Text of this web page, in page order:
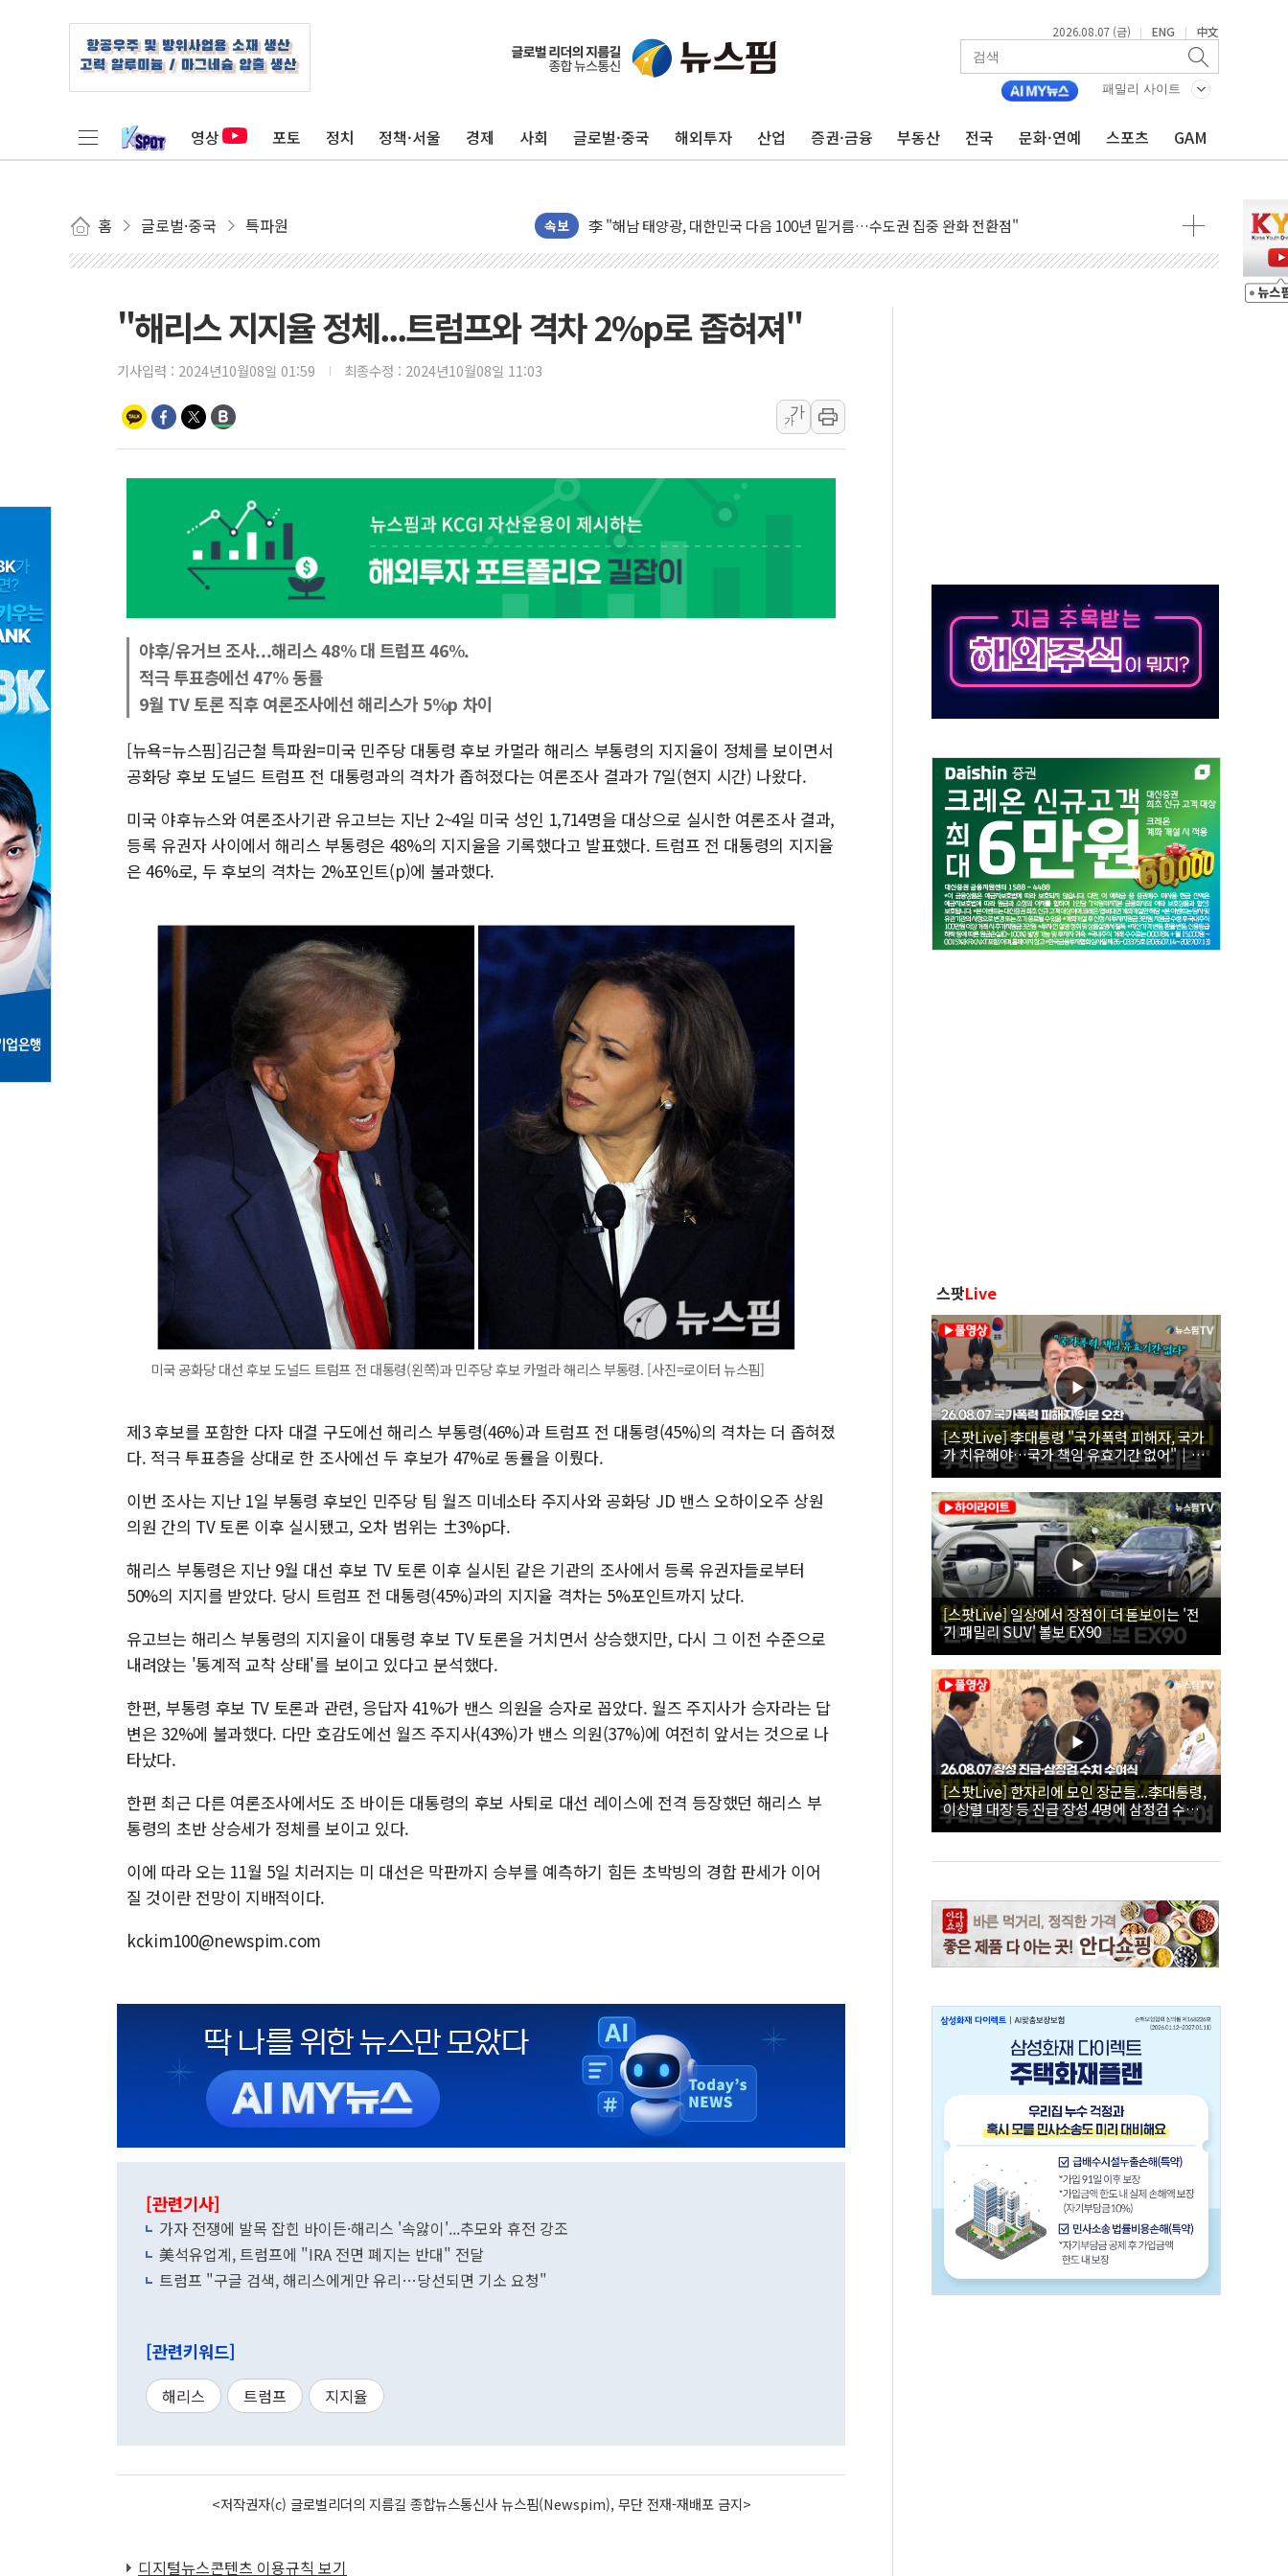
2026.08.07 (금) | ENG | 中文
패밀리 사이트
영상 포토 정치 정책·서울 경제 사회 글로벌·중국 해외투자 산업 증권·금융 부동산 전국 문화·연예 스포츠 GAM
홈 글로벌·중국 특파원 속보
트럼프 "금리 내려야"…파월 때와 달리 워시엔 톤 낮춰
李 대통령, '6시간 마라톤 부동산 2차 회의' 주재… "전폭적 공급 확대·속도전 총력"
트럼프, 中 겨냥 폴리실리콘 관세 15% 부과…美 태양광주 급등
이란와이어 "이란 최고지도자 위독…곧 사망해도 놀랍지 않아"
남동발전, 해남군에 국내 최대 규모 400MW 태양광 착공…여의도 1.6배 규모
황희 '폐버스 청년주택' SNS 글 역풍에 "정부정책 아냐" 해명
폭염 누그러지고 가뭄 숙지나...경북동해안권 8~9일 최대 100mm 호우
사우디·튀르키예·파키스탄, '공동방위협정' 체결… 수니파 국가들의 새 안보 협력 구도
신길동 신축도 3.3㎡당 7250만원…써밋 클라비온 59㎡ 18억원대
용산공원·그린벨트로 또 충돌…반복되는 국토부-서울시 '정책 엇박자'
[AI 부동산 투데이] 특공 전략도 '극과 극'…생애최초만 경쟁 치열
[코인시황] 비트코인 6만4000달러대 횡보…고래·ETF 매수에도 고유가·금리·입법 지연 '삼중 부담'
[베트남 증시] 유동성 부진 지속, 강보합 마감...석유·가스주 올랐지만 빈그룹이 상쇄
'찜통더위'에 전력수요 역대 최고치 경신…한낮 총수요 104.3GW 기록
후티 반군, 예멘 정부군과 사우디 동시 공격… 위기 고조되는 또 다른 중동 화약고
42.5도 역대급 폭염…동물들도 특별식으로 여름나기 [뉴스핌 줌인]
"해리스 지지율 정체...트럼프와 격차 2%p로 좁혀져"
기사입력 : 2024년10월08일 01:59 최종수정 : 2024년10월08일 11:03
가
가
야후/유거브 조사...해리스 48% 대 트럼프 46%.
적극 투표층에선 47% 동률
9월 TV 토론 직후 여론조사에선 해리스가 5%p 차이
[뉴욕=뉴스핌]김근철 특파원=미국 민주당 대통령 후보 카멀라 해리스 부통령의 지지율이 정체를 보이면서
공화당 후보 도널드 트럼프 전 대통령과의 격차가 좁혀졌다는 여론조사 결과가 7일(현지 시간) 나왔다.
미국 야후뉴스와 여론조사기관 유고브는 지난 2~4일 미국 성인 1,714명을 대상으로 실시한 여론조사 결과,
등록 유권자 사이에서 해리스 부통령은 48%의 지지율을 기록했다고 발표했다. 트럼프 전 대통령의 지지율
은 46%로, 두 후보의 격차는 2%포인트(p)에 불과했다.
미국 공화당 대선 후보 도널드 트럼프 전 대통령(왼쪽)과 민주당 후보 카멀라 해리스 부통령. [사진=로이터 뉴스핌]
제3 후보를 포함한 다자 대결 구도에선 해리스 부통령(46%)과 트럼프 전 대통령(45%)의 격차는 더 좁혀졌
다. 적극 투표층을 상대로 한 조사에선 두 후보가 47%로 동률을 이뤘다.
이번 조사는 지난 1일 부통령 후보인 민주당 팀 월즈 미네소타 주지사와 공화당 JD 밴스 오하이오주 상원
의원 간의 TV 토론 이후 실시됐고, 오차 범위는 ±3%p다.
해리스 부통령은 지난 9월 대선 후보 TV 토론 이후 실시된 같은 기관의 조사에서 등록 유권자들로부터
50%의 지지를 받았다. 당시 트럼프 전 대통령(45%)과의 지지율 격차는 5%포인트까지 났다.
유고브는 해리스 부통령의 지지율이 대통령 후보 TV 토론을 거치면서 상승했지만, 다시 그 이전 수준으로
내려앉는 '통계적 교착 상태'를 보이고 있다고 분석했다.
한편, 부통령 후보 TV 토론과 관련, 응답자 41%가 밴스 의원을 승자로 꼽았다. 월즈 주지사가 승자라는 답
변은 32%에 불과했다. 다만 호감도에선 월즈 주지사(43%)가 밴스 의원(37%)에 여전히 앞서는 것으로 나
타났다.
한편 최근 다른 여론조사에서도 조 바이든 대통령의 후보 사퇴로 대선 레이스에 전격 등장했던 해리스 부
통령의 초반 상승세가 정체를 보이고 있다.
이에 따라 오는 11월 5일 치러지는 미 대선은 막판까지 승부를 예측하기 힘든 초박빙의 경합 판세가 이어
질 것이란 전망이 지배적이다.
kckim100@newspim.com
[관련기사]
가자 전쟁에 발목 잡힌 바이든·해리스 '속앓이'...추모와 휴전 강조
美석유업계, 트럼프에 "IRA 전면 폐지는 반대" 전달
트럼프 "구글 검색, 해리스에게만 유리…당선되면 기소 요청"
[관련키워드]
해리스 트럼프 지지율
<저작권자(c) 글로벌리더의 지름길 종합뉴스통신사 뉴스핌(Newspim), 무단 전재-재배포 금지>
디지털뉴스콘텐츠 이용규칙 보기
스팟Live
[스팟Live] 李대통령 "국가폭력 피해자, 국가
가 치유해야…국가 책임 유효기간 없어"｜
26.08.07 국가폭력 피해자 위로 오찬
[스팟Live] 일상에서 장점이 더 돋보이는 '전
기 패밀리 SUV' 볼보 EX90
[스팟Live] 한자리에 모인 장군들...李대통령,
이상렬 대장 등 진급 장성 4명에 삼정검 수치
직접 수여｜26.08.07 장성 진급·삼정검 수치